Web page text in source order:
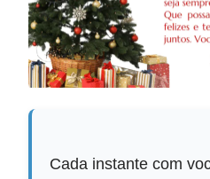
Cada instante com